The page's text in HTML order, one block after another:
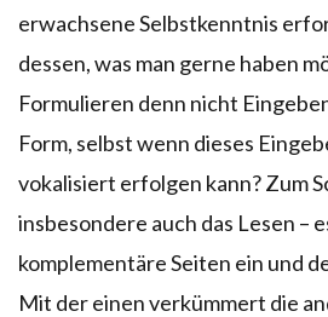
erwachsene Selbstkenntnis
dessen, was man gerne haben
Formulieren denn nicht
Form, selbst wenn dieses
vokalisiert erfolgen kann? Zum
insbesondere auch das Lesen –
komplementäre Seiten ein und
Mit der einen verkümmert die